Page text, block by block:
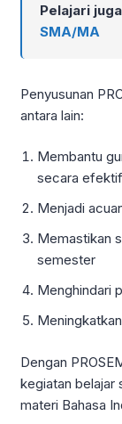
Pelajari
SMA/MA
Penyusunan
antara lain:
Membantu
secara efektif
Menjadi
Memastikan
semester
Menghindari
Dengan
kegiatan belajar
materi Bahasa